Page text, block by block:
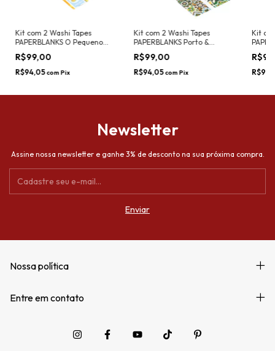
Kit com 2 Washi Tapes
PAPERBLANKS O Pequeno
Príncipe (15mmx10m)
R$99,00
R$94,05com Pix
Kit com 2 Washi Tapes
PAPERBLANKS Porto &
Portugal (15mmx10m)
R$99,00
R$94,05com Pix
Kit
Newsletter
Assine nossa newsletter e ganhe 3% de desconto na sua próxima compra.
Nossa política
Entre em contato